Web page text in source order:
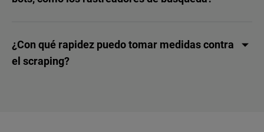
¿Con qué rapidez puedo tomar medidas contra
el scraping?